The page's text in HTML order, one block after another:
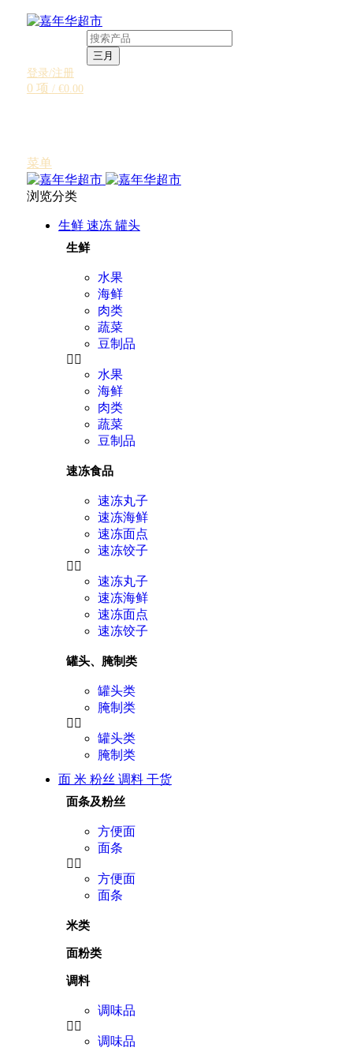
三月
登录/注册
0 项 / €0.00
菜单
浏览分类
生鲜 速冻 罐头
生鲜
水果
海鲜
肉类
蔬菜
豆制品
水果
海鲜
肉类
蔬菜
豆制品
速冻食品
速冻丸子
速冻海鲜
速冻面点
速冻饺子
速冻丸子
速冻海鲜
速冻面点
速冻饺子
罐头、腌制类
罐头类
腌制类
罐头类
腌制类
面 米 粉丝 调料 干货
面条及粉丝
方便面
面条
方便面
面条
米类
面粉类
调料
调味品
调味品